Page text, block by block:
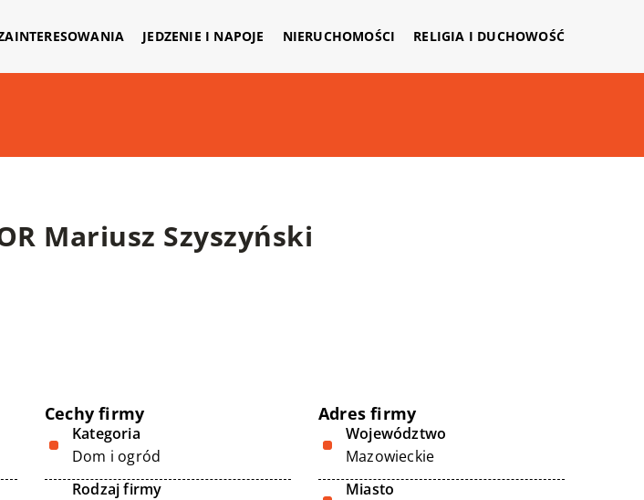
JEDZENIE I NAPOJE NIERUCHOMOŚCI RELIGIA I DUCHOWOŚĆ
Mariusz Szyszyński
Cechy firmy
Kategoria
Dom i ogród
Rodzaj firmy
Adres firmy
Województwo
Mazowieckie
Miasto